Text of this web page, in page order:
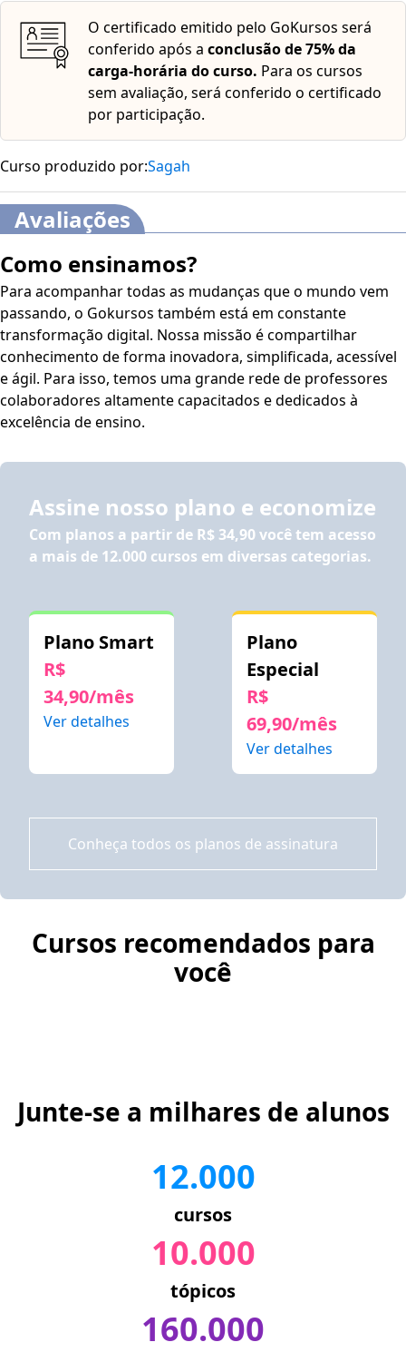
O certificado emitido pelo GoKursos será
conferido após a conclusão de 75% da
carga-horária do curso. Para os cursos
sem avaliação, será conferido o certificado
por participação.
Curso produzido por:Sagah
Avaliações
Como ensinamos?
Para acompanhar todas as mudanças que o mundo vem
passando, o Gokursos também está em constante
transformação digital. Nossa missão é compartilhar
conhecimento de forma inovadora, simplificada, acessível
e ágil. Para isso, temos uma grande rede de professores
colaboradores altamente capacitados e dedicados à
excelência de ensino.
Assine nosso plano e economize
Com planos a partir de R$ 34,90você tem acesso
a mais de 12.000 cursos em diversas categorias.
Plano Smart
R$
34,90/mês
Ver detalhes
Plano
Especial
R$
69,90/mês
Ver detalhes
Conheça todos os planos de assinatura
Cursos recomendados para
você
Junte-se a milhares de alunos
12.000
cursos
10.000
tópicos
160.000